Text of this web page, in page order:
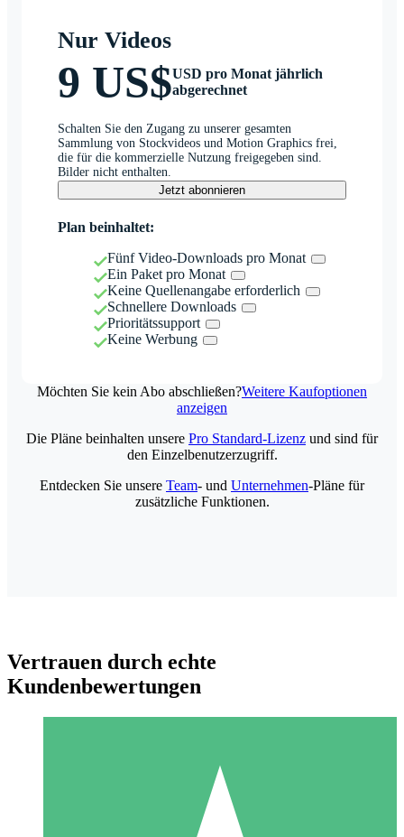
Nur Videos
9 US$USD pro Monat jährlich
abgerechnet
Schalten Sie den Zugang zu unserer gesamten
Sammlung von Stockvideos und Motion Graphics frei,
die für die kommerzielle Nutzung freigegeben sind.
Bilder nicht enthalten.
Jetzt abonnieren
Plan beinhaltet:
Fünf Video-Downloads pro Monat
Ein Paket pro Monat
Keine Quellenangabe erforderlich
Schnellere Downloads
Prioritätssupport
Keine Werbung
Möchten Sie kein Abo abschließen?Weitere Kaufoptionen
anzeigen
Individuelle Credit-Pakete
Die Pläne beinhalten unsere Pro Standard-Lizenz und sind für
den Einzelbenutzerzugriff.
Entdecken Sie unsere Team- und Unternehmen-Pläne für
zusätzliche Funktionen.
Vertrauen durch echte
Kundenbewertungen